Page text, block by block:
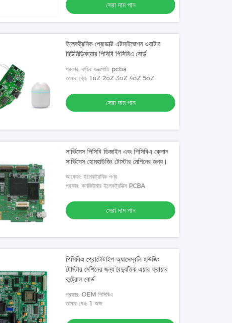
সেরা দাম পান
ইলেকট্রনিক প্রোডাক্ট এটমাইজেশন ওয়াটার
হিউমিডিফায়ার পিসিবি পিসিবিএ বোর্ড
প্রকার: বাড়ির যন্ত্রপাতি pcba
তামার বেধ: 1oZ 2oZ 3oZ 4oZ 5oZ
সেরা দাম পান
সার্ভিসেস পিসিবি ডিজাইন এবং পিসিবিএ ক্লোন
সার্ভিসেস হোমহাউজিং টোস্টার মেশিনের জন্য।
আবেদন: ইলেকট্রনিক পণ্য
প্রকার: কনজিউমার ইলেকট্রনিক্স PCBA
সেরা দাম পান
পিসিবিএ প্রোটোটাইপ অ্যাসেম্বলি হাউজিং
টোস্টার মেশিনের জন্য বৈদ্যুতিক এয়ার ফ্রায়ার
কন্ট্রোল বোর্ড
প্রকার: OEM পিসিবিএ
তামার বেধ: 1 অজ